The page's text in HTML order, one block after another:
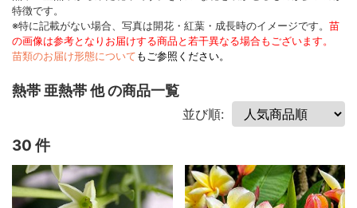
特徴です。
※特に記載がない場合、写真は開花・紅葉・成長時のイメージです。 苗
の画像は参考となりお届けする商品と若干異なる場合もございます。
苗類のお届け形態についてもご参照ください。
熱帯 亜熱帯 他 の商品一覧
並び順:
30 件